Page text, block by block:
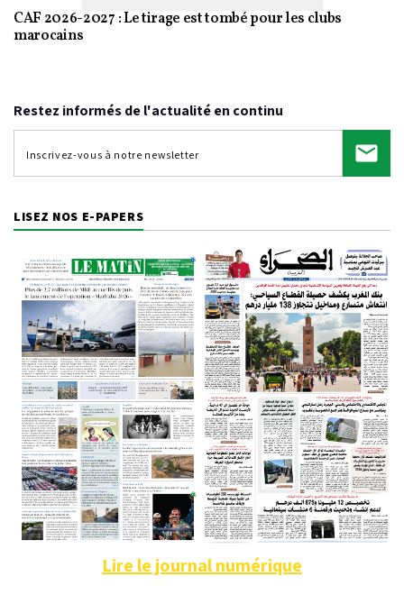
CAF 2026-2027 : Le tirage est tombé pour les clubs
marocains
Restez informés de l'actualité en continu
LISEZ NOS E-PAPERS
Lire le journal numérique